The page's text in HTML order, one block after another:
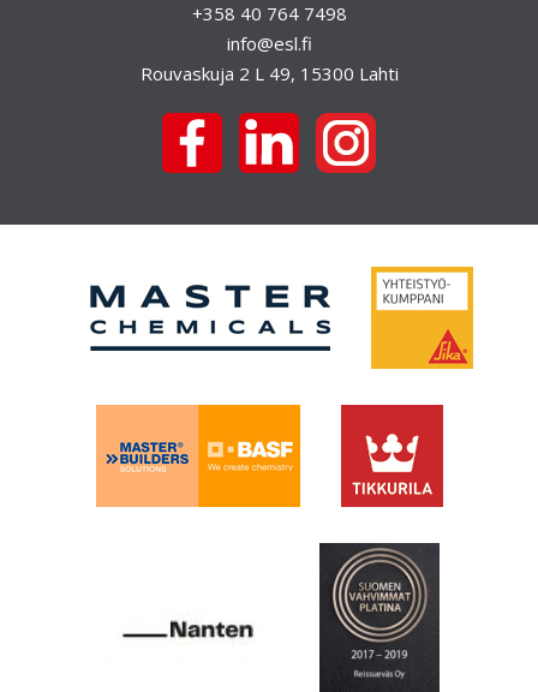
a
+358 40 764 7498
info@esl.fi
Rouvaskuja 2 L 49, 15300 Lahti